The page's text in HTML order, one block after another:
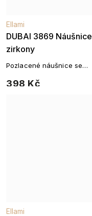
DUBAI 3869 Náušnice
zirkony
Ellami
398 Kč
Pozlacené náušnice se
Ellami